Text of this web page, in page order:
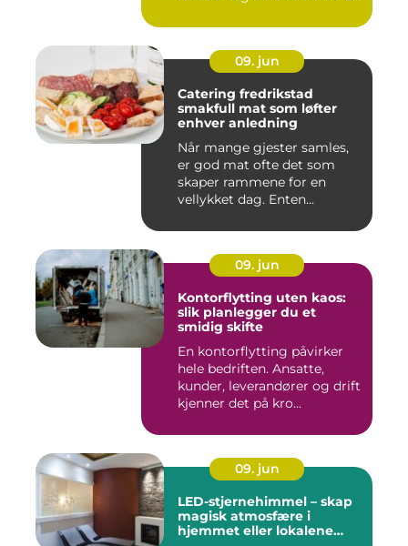
09. jun
Catering fredrikstad
smakfull mat som løfter
enhver anledning
Når mange gjester samles,
er god mat ofte det som
skaper rammene for en
vellykket dag. Enten
09. jun
Kontorflytting uten kaos:
slik planlegger du et
smidig skifte
En kontorflytting påvirker
hele bedriften. Ansatte,
kunder, leverandører og drift
kjenner det på kro...
09. jun
LED-stjernehimmel – skap
magisk atmosfære i
hjemmet eller lokalene